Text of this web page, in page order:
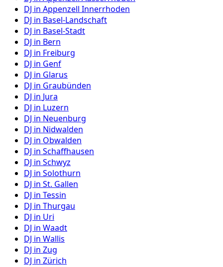
DJ in Appenzell Innerrhoden
DJ in Basel-Landschaft
DJ in Basel-Stadt
DJ in Bern
DJ in Freiburg
DJ in Genf
DJ in Glarus
DJ in Graubünden
DJ in Jura
DJ in Luzern
DJ in Neuenburg
DJ in Nidwalden
DJ in Obwalden
DJ in Schaffhausen
DJ in Schwyz
DJ in Solothurn
DJ in St. Gallen
DJ in Tessin
DJ in Thurgau
DJ in Uri
DJ in Waadt
DJ in Wallis
DJ in Zug
DJ in Zürich